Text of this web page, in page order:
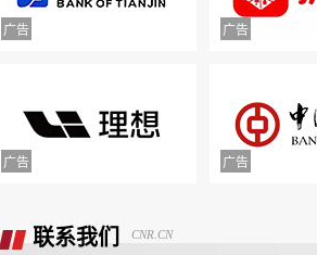
联系我们 CNR.CN